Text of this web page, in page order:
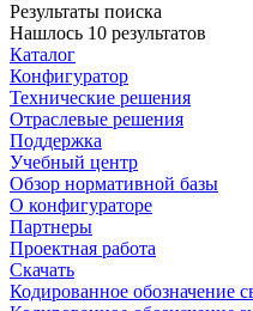
Результаты поиска
Нашлось 10 результатов
Каталог
Конфигуратор
Технические решения
Отраслевые решения
Поддержка
Учебный центр
Обзор нормативной базы
О конфигураторе
Партнеры
Проектная работа
Скачать
Кодированное обозначение